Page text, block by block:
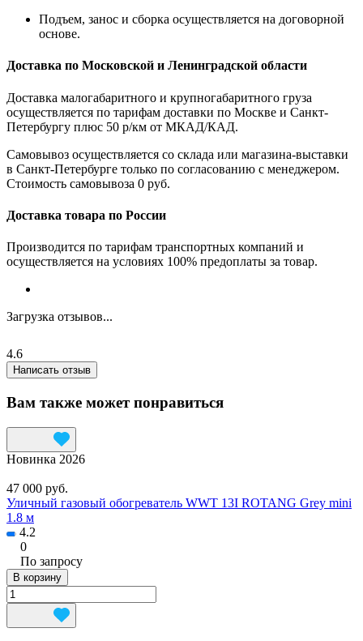
Подъем, занос и сборка осуществляется на договорной
основе.
Доставка по Московской и Ленинградской области
Доставка малогабаритного и крупногабаритного груза
осуществляется по тарифам доставки по Москве и Санкт-
Петербургу плюс 50 р/км от МКАД/КАД.
Самовывоз осуществляется со склада или магазина-выставки
в Санкт-Петербурге только по согласованию с менеджером.
Стоимость самовывоза 0 руб.
Доставка товара по России
Производится по тарифам транспортных компаний и
осуществляется на условиях 100% предоплаты за товар.
Загрузка отзывов...
4.6
Написать отзыв
Вам также может понравиться
Новинка 2026
47 000 руб.
Уличный газовый обогреватель WWT 13I ROTANG Grey mini
1.8 м
4.2
0
По запросу
В корзину